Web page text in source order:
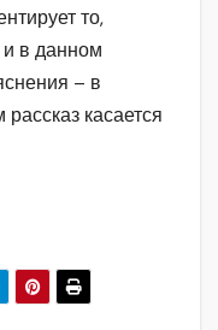
то,
в данном
– в
рассказ касается